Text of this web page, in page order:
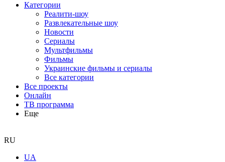
Категории
Реалити-шоу
Развлекательные шоу
Новости
Сериалы
Мультфильмы
Фильмы
Украинские фильмы и сериалы
Все категории
Все проекты
Онлайн
ТВ программа
Еще
RU
UA